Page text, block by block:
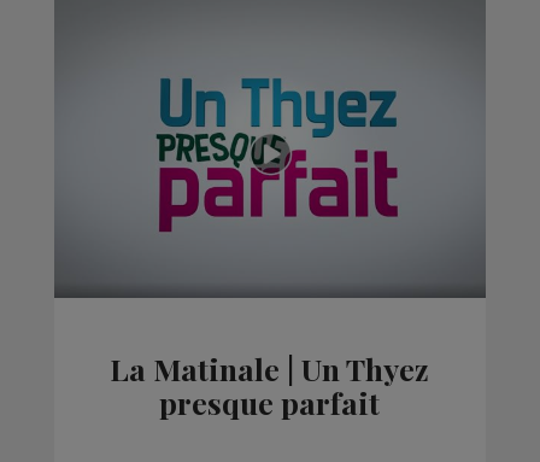
La Matinale | Un Thyez
presque parfait